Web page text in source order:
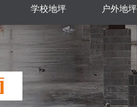
学校地坪 户外地坪